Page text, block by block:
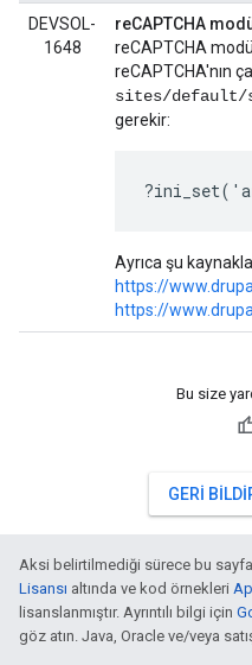
DEVSOL-
1648
reCAPTCHA
reCAPTCHA
reCAPTCHA'nın
sites/default/
gerekir:
Ayrıca şu
https://
https://
Bu size
GERI
Aksi belirtilmediği sürece bu
Lisansı altında ve kod örnekleri
lisanslanmıştır. Ayrıntılı bilgi için
göz atın. Java, Oracle ve/veya